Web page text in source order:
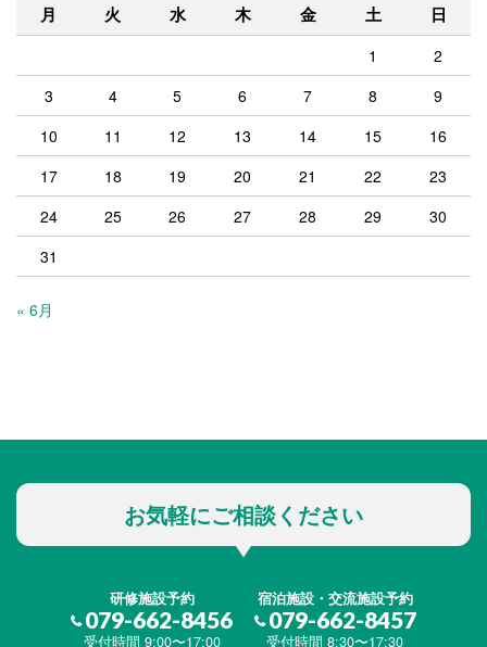
月 火 水 木 金 土 日
1
2
3
4 5 6 7 8
9
10
11 12 13 14 15
16
17
18 19 20 21 22
23
24
25 26 27 28 29
30
31
« 6月
お気軽にご相談ください
研修施設予約
079-662-8456
受付時間 9:00〜17:00
宿泊施設・交流施設予約
079-662-8457
受付時間 8:30〜17:30